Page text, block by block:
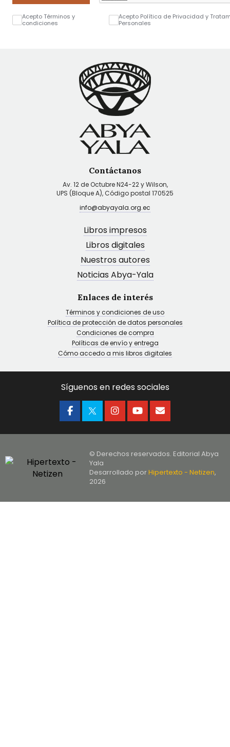
Acepto Términos y
condiciones
Acepto Política de Privacidad y
Personales
Contáctanos
Av. 12 de Octubre N24-22 y Wilson,
UPS (Bloque A), Código postal 170525
info@abyayala.org.ec
Libros impresos
Libros digitales
Nuestros autores
Noticias Abya-Yala
Enlaces de interés
Términos y condiciones de uso
Política de protección de datos personales
Condiciones de compra
Políticas de envío y entrega
Cómo accedo a mis libros digitales
Síguenos en redes sociales
© Derechos reservados. Editorial Abya
Yala
Desarrollado porHipertexto - Netizen,
2026